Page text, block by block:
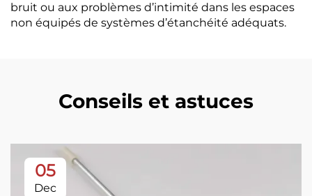
bruit ou aux problèmes d’intimité dans les espaces
non équipés de systèmes d’étanchéité adéquats.
Conseils et astuces
05
Dec